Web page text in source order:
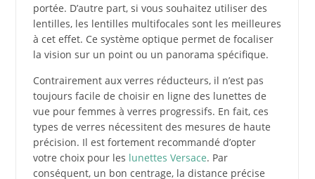
portée. D’autre part, si vous souhaitez utiliser des
lentilles, les lentilles multifocales sont les meilleures
à cet effet. Ce système optique permet de focaliser
la vision sur un point ou un panorama spécifique.
Contrairement aux verres réducteurs, il n’est pas
toujours facile de choisir en ligne des lunettes de
vue pour femmes à verres progressifs. En fait, ces
types de verres nécessitent des mesures de haute
précision. Il est fortement recommandé d’opter
votre choix pour les lunettes Versace. Par
conséquent, un bon centrage, la distance précise